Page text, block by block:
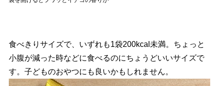
食べきりサイズで、いずれも1袋200kcal未満。ちょっと
小腹が減った時などに食べるのにちょうどいいサイズで
す。子どものおやつにも良いかもしれません。